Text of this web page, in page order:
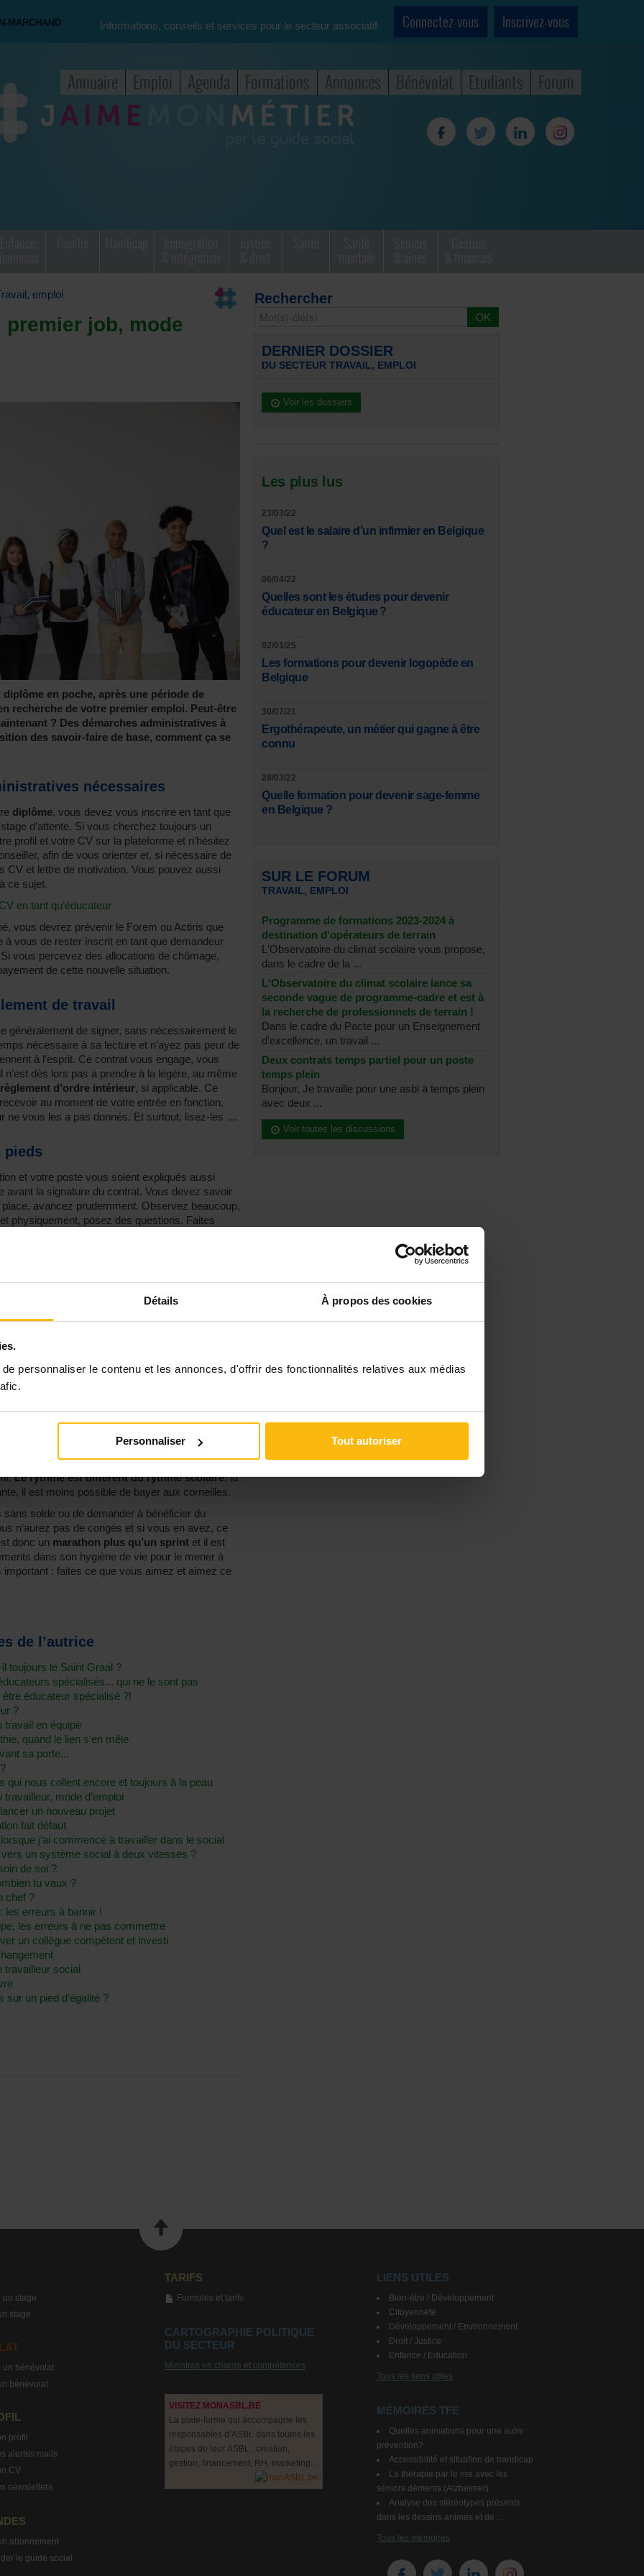
Détails À propos des cookies
personnaliser le contenu et les annonces, d'offrir des fonctionnalités relatives aux médias
Personnaliser Tout autoriser
MARCHAND Informations, conseils et services pour le secteur associatif Connectez-vous Inscrivez-vous
Annuaire Emploi Agenda Formations Annonces Bénévolat Etudiants Forum
emploi
job, mode
en poche, après une période de
recherche de votre premier emploi. Peut-être
? Des démarches administratives à
des savoir-faire de base, comment ça se
nécessaires
diplôme, vous devez vous inscrire en tant que
d’attente. Si vous cherchez toujours un
profil et votre CV sur la plateforme et n’hésitez
afin de vous orienter et, si nécessaire de
CV et lettre de motivation. Vous pouvez aussi
ce sujet.
en tant qu’éducateur
vous devrez prévenir le Forem ou Actiris que
à vous de rester inscrit en tant que demandeur
vous percevez des allocations de chômage,
de cette nouvelle situation.
de travail
généralement de signer, sans nécessairement le
nécessaire à sa lecture et n’ayez pas peur de
à l’esprit. Ce contrat vous engage, vous
dès lors pas à prendre à la légère, au même
d’ordre intérieur, si applicable. Ce
au moment de votre entrée en fonction,
ne vous les a pas donnés. Et surtout, lisez-les …
pieds
et votre poste vous soient expliqués aussi
avant la signature du contrat. Vous devez savoir
avancez prudemment. Observez beaucoup,
physiquement, posez des questions. Faites
d’éviter au maximum les attitudes
vous avez encore tout à apprendre
On dit généralement qu’il faut entre 3 et 6
travail, pour commencer à prendre ses
pas à l’aise, écoutez-vous. La
différente du discours évoqué à l’école, ou
demande un temps d’adaptation et
de travail peut être éprouvante et fatigante,
Le rythme est différent du rythme scolaire, la
il est moins possible de bayer aux corneilles.
solde ou de demander à bénéficier du
n’aurez pas de congés et si vous en avez, ce
donc un marathon plus qu’un sprint et il est
dans son hygiène de vie pour le mener à
important : faites ce que vous aimez et aimez ce
de l’autrice
toujours le Saint Graal ?
spécialisés... qui ne le sont pas
éducateur spécialisé ?!
?
travail en équipe
quand le lien s’en mêle
sa porte...
qui nous collent encore et toujours à la peau
mode d’emploi
un nouveau projet
fait défaut
j’ai commencé à travailler dans le social
un système social à deux vitesses ?
de soi ?
tu vaux ?
chef ?
les erreurs à bannir !
les erreurs à ne pas commettre
un collègue compétent et investi
travailleur social
un pied d’égalité ?
Rechercher
DERNIER DOSSIER
DU SECTEUR TRAVAIL, EMPLOI
Voir les dossiers
Les plus lus
23/03/22
Quel est le salaire d’un infirmier en Belgique
?
06/04/22
Quelles sont les études pour devenir
éducateur en Belgique ?
02/01/25
Les formations pour devenir logopède en
Belgique
30/07/21
Ergothérapeute, un métier qui gagne à être
connu
28/03/22
Quelle formation pour devenir sage-femme
en Belgique ?
SUR LE FORUM
TRAVAIL, EMPLOI
Programme de formations 2023-2024 à
destination d'opérateurs de terrain
L'Observatoire du climat scolaire vous propose,
dans le cadre de la ...
L'Observatoire du climat scolaire lance sa
seconde vague de programme-cadre et est à
la recherche de professionnels de terrain !
Dans le cadre du Pacte pour un Enseignement
d’excellence, un travail ...
Deux contrats temps partiel pour un poste
temps plein
Bonjour, Je travaille pour une asbl à temps plein
avec deux ...
Voir toutes les discussions
un stage
stage
un bénévolat
bénévolat
profil
alertes mails
CV
newsletters
abonnement
le guide social
TARIFS
Formules et tarifs
CARTOGRAPHIE POLITIQUE
DU SECTEUR
Ministres en charge et compétences
VISITEZ MONASBL.BE
La plate-forme qui accompagne les
responsables d’ASBL dans toutes les
étapes de leur ASBL : création,
gestion, financement, RH, marketing...
LIENS UTILES
Bien-être / Développement
Citoyenneté
Développement / Environnement
Droit / Justice
Enfance / Education
Tous les liens utiles
MÉMOIRES TFE
Quelles animations pour une autre
prévention?
Accessibilité et situation de handicap
La thérapie par le rire avec les
séniors déments (Alzheimer)
Analyse des stéréotypes présents
dans les dessins animés et de ...
Tous les mémoires